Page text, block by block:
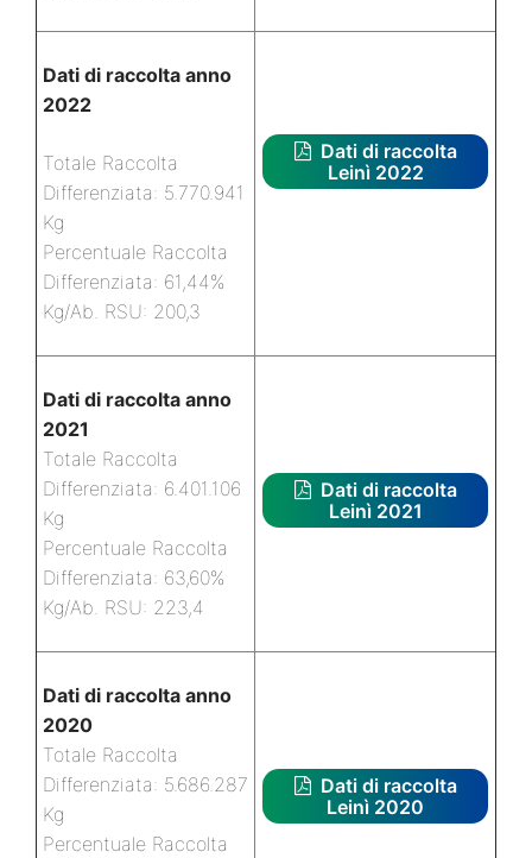
Dati di raccolta anno
2022
Totale Raccolta
Differenziata: 5.770.941
Kg
Percentuale Raccolta
Differenziata: 61,44%
Kg/Ab. RSU: 200,3
Dati di raccolta
Leinì 2022
Dati di raccolta anno
2021
Totale Raccolta
Differenziata: 6.401.106
Kg
Percentuale Raccolta
Differenziata: 63,60%
Kg/Ab. RSU: 223,4
Dati di raccolta
Leinì 2021
Dati di raccolta anno
2020
Totale Raccolta
Differenziata: 5.686.287
Kg
Percentuale Raccolta
Dati di raccolta
Leinì 2020